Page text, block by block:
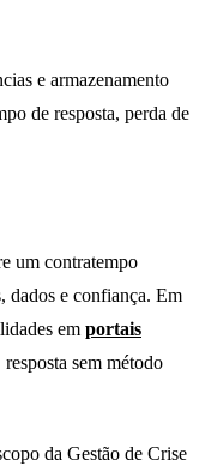
e armazenamento
de resposta, perda de
um contratempo
dados e confiança. Em
em portais
resposta sem método
da Gestão de Crise